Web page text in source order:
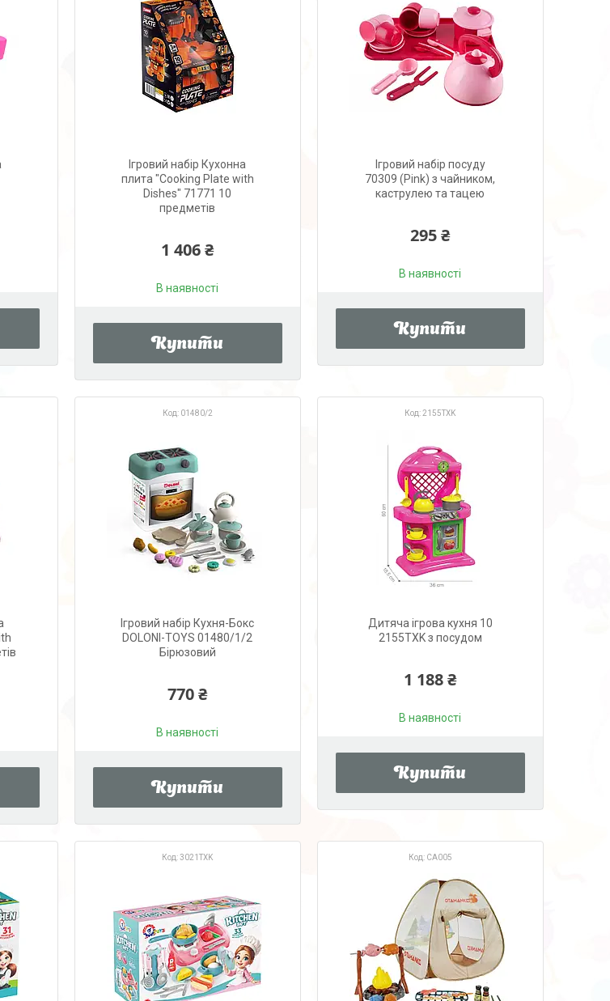
Ігровий набір Кухонна
плита "Cooking Plate with
Dishes" 71771 10
предметів
1 406 ₴
В наявності
Купити
Ігровий набір посуду
70309 (Pink) з чайником,
каструлею та тацею
295 ₴
В наявності
Купити
01480/2
Ігровий набір Кухня-Бокс
DOLONI-TOYS 01480/1/2
Бірюзовий
770 ₴
В наявності
Купити
2155TXK
Дитяча ігрова кухня 10
2155TXK з посудом
1 188 ₴
В наявності
Купити
3021TXK CA005